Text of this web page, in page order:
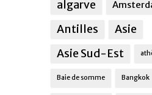
algarve
Antilles
Asie
Asie Sud-Est
Baie de somme Bangkok